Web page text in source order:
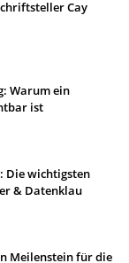
Cay
Warum ein
ist
Die wichtigsten
& Datenklau
Meilenstein für die